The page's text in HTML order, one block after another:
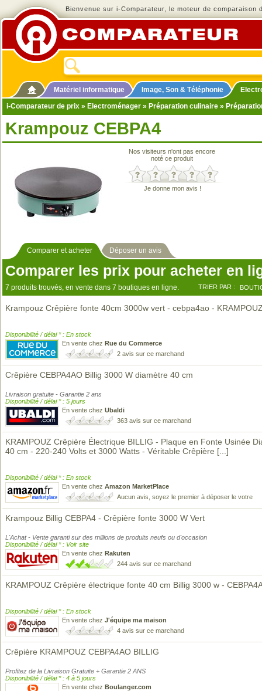
Bienvenue sur i-Comparateur, le moteur de comparaison
Matériel informatique Image, Son & Téléphonie
i-Comparateur de prix » Electroménager » Préparation culinaire »
Krampouz CEBPA4
Nos visiteurs n'ont pas encore
noté ce produit
Je donne mon avis !
Comparer et acheter Déposer un avis
Comparer les prix pour acheter en
7 produits trouvés, en vente dans 7 boutiques en ligne. TRIER PAR :
Krampouz Crêpière fonte 40cm 3000w vert - cebpa4ao -
Disponibilité / délai * : En stock
En vente chez Rue du Commerce
2 avis sur ce marchand
Crêpière CEBPA4AO Billig 3000 W diamètre 40 cm
Livraison gratuite - Garantie 2 ans
Disponibilité / délai * : 5 jours
En vente chez Ubaldi
363 avis sur ce marchand
KRAMPOUZ Crêpière Électrique BILLIG - Plaque en Fonte Usinée
40 cm - 220-240 Volts et 3000 Watts - Véritable Crêpière [...]
Disponibilité / délai * : En stock
En vente chez Amazon MarketPlace
Aucun avis, soyez le premier à déposer le votre
Krampouz Billig CEBPA4 - Crêpière fonte 3000 W Vert
L'Achat - Vente garanti sur des millions de produits neufs ou d'occasion
Disponibilité / délai * : Voir site
En vente chez Rakuten
244 avis sur ce marchand
KRAMPOUZ Crêpière électrique fonte 40 cm Billig 3000 w -
Disponibilité / délai * : En stock
En vente chez J'équipe ma maison
4 avis sur ce marchand
Crêpière KRAMPOUZ CEBPA4AO BILLIG
Profitez de la Livraison Gratuite + Garantie 2 ANS
Disponibilité / délai * : 4 à 5 jours
En vente chez Boulanger.com